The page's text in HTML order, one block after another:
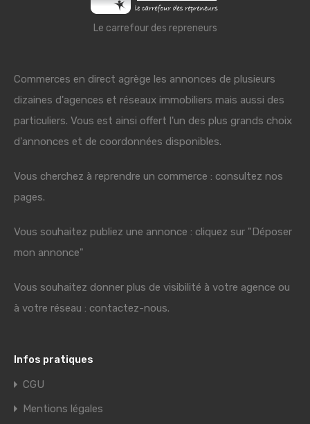
Le carrefour des repreneurs
Commerces en direct agrège les annonces de plusieurs
dizaines d'agences et réseaux immobiliers mais aussi des
particuliers. Vous est ainsi offert l'un des plus grands choix
d'annonces et de coordonnées disponibles.
Vous cherchez à reprendre un commerce : consultez nos
pages.
Vous souhaitez publiez une annonce : cliquez sur "Déposer
mon annonce"
Vous souhaitez donner plus de visibilité à votre agence ou
à votre réseau : contactez-nous.
Infos pratiques
CGU
Mentions légales